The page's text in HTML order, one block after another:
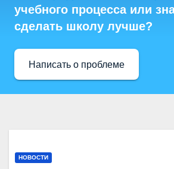
учебного процесса или
сделать школу лучше?
Написать о проблеме
НОВОСТИ